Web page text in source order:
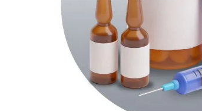
10 pañales